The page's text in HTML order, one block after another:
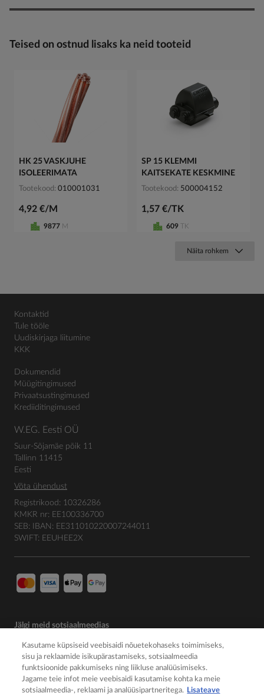
Teised on ostnud lisaks ka neid tooteid
HK 25 VASKJUHE
ISOLEERIMATA
Tootekood 010001031
4,92 €/M
9877 M
SP 15 KLEMMI
KAITSEKATE KESKMINE
Tootekood 500004152
1,57 €/TK
609 TK
Näita rohkem
Kontaktid
Tule tööle
Uudiskirjaga liitumine
KKK
Dokumendid
Müügitingimused
Privaatsustingimused
Krediiditingimused
W.EG. Eesti OÜ
Suur-Sõjamäe põik 11
Tallinn 11415
Eesti
Võta ühendust
Registrikood: 10326286
KMKR nr: EE100336700
SEB: IBAN: EE311010220007244011
SWIFT: EEUHEE2X
Jälgi meid sotsiaalmeedias
Kasutame küpsiseid veebisaidi nõuetekohaseks toimimiseks,
sisu ja reklaamide isikupärastamiseks, sotsiaalmeedia
funktsioonide pakkumiseks ning liikluse analüüsimiseks.
Jagame teie infot meie veebisaidi kasutamise kohta ka meie
sotsiaalmeedia-, reklaami ja analüüsipartneritega. Lisateave